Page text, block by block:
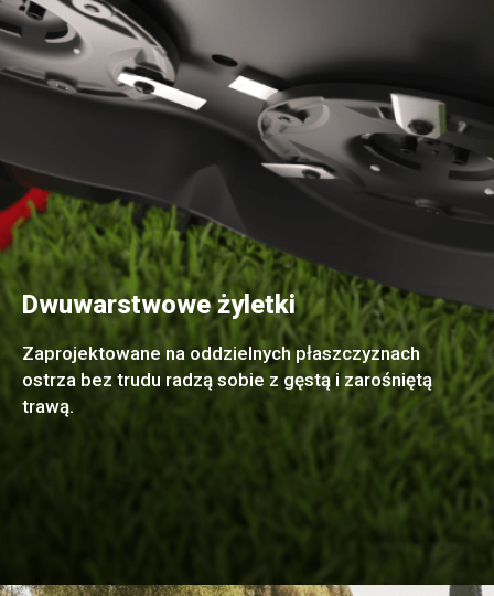
Dwuwarstwowe żyletki
Zaprojektowane na oddzielnych płaszczyznach
ostrza bez trudu radzą sobie z gęstą i zarośniętą
trawą.